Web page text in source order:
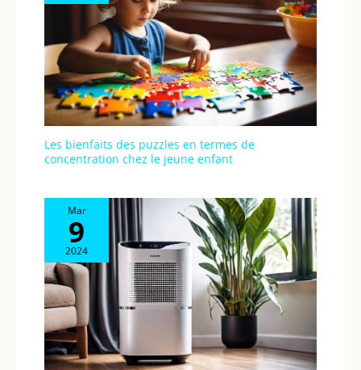
Les bienfaits des puzzles en termes de
concentration chez le jeune enfant
Mar
9
2024